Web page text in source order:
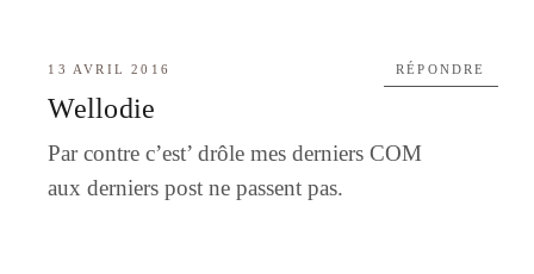
13 AVRIL 2016
Wellodie
Par contre c’est’ drôle mes derniers COM
aux derniers post ne passent pas.
RÉPONDRE